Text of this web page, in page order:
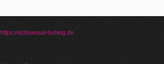
https://schluessel-ludwig.de